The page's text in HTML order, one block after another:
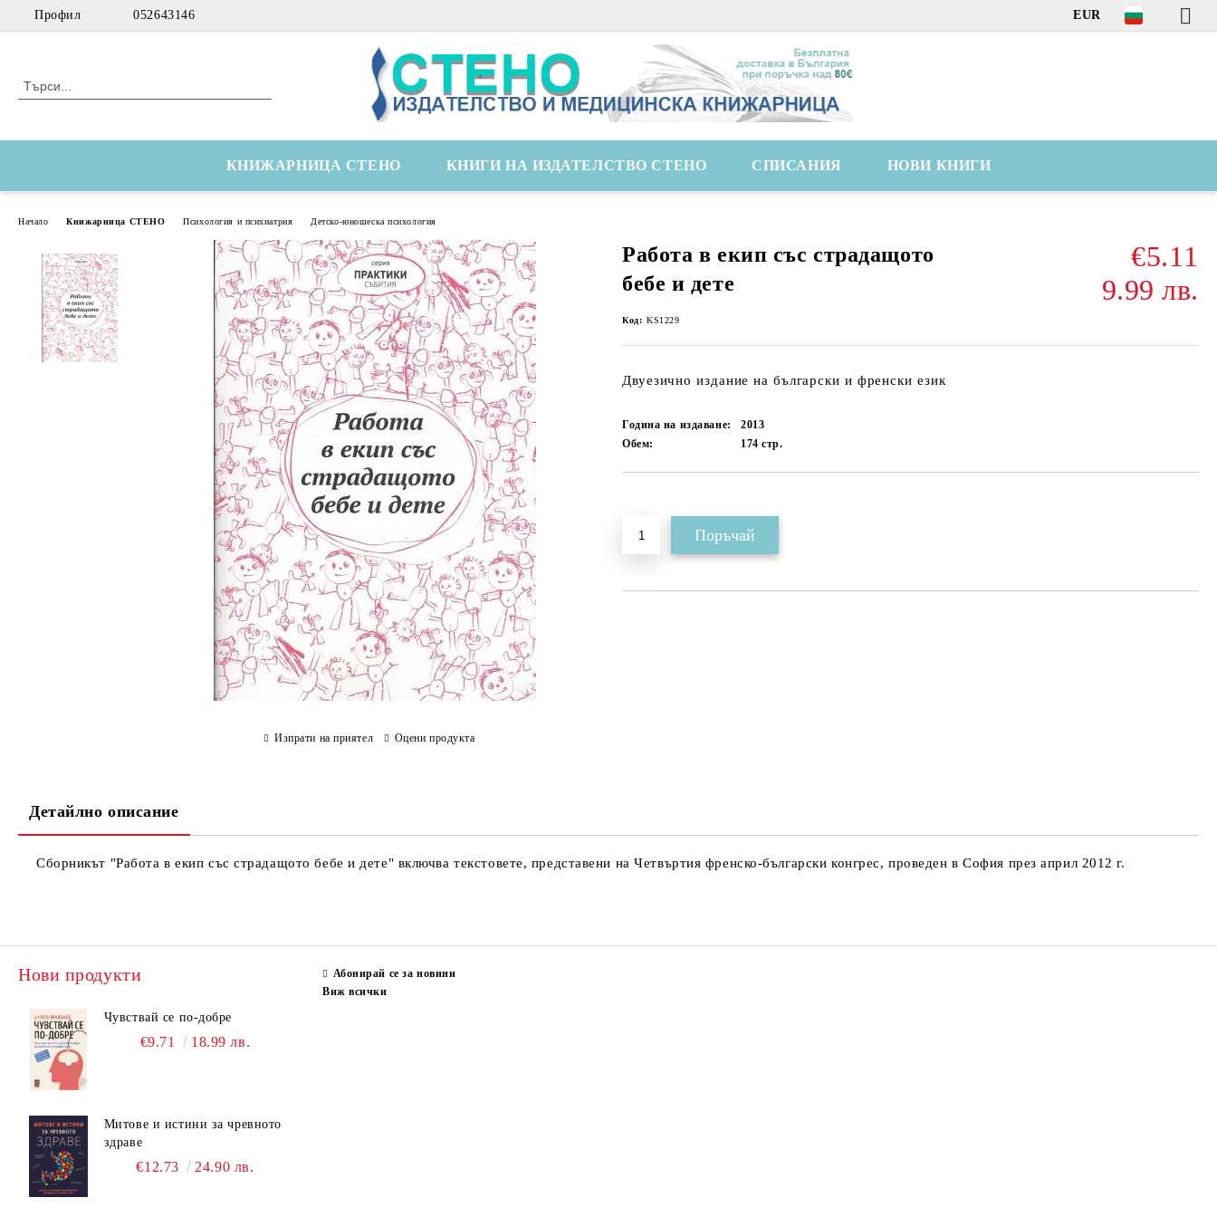
Профил 052643146 EUR
КНИЖАРНИЦА СТЕНО КНИГИ НА ИЗДАТЕЛСТВО СТЕНО СПИСАНИЯ НОВИ КНИГИ
Начало Книжарница СТЕНО Психология и психиатрия Детско-юношеска психология
Работа в екип със страдащото
бебе и дете
€5.11
9.99 лв.
Код: KS1229
Двуезично издание на български и френски език
Година на издаване:
2013
Обем:
174стр.
Изпрати на приятел Оцени продукта
Детайлно описание
Сборникът "Работа в екип със страдащото бебе и дете" включва текстовете, представени на Четвъртия френско-български конгрес, проведен в София през април 2012 г.
Нови продукти
Чувствай се по-добре
€9.71 18.99 лв.
Митове и истини за чревното
здраве
€12.73 24.90 лв.
Абонирай се за новини
Виж всички